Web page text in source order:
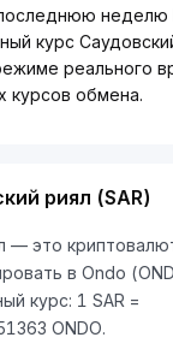
неделю
курс
реального
курсов обмена.
риял (SAR)
— это
в Ondo
курс: 1 SAR =
ONDO.